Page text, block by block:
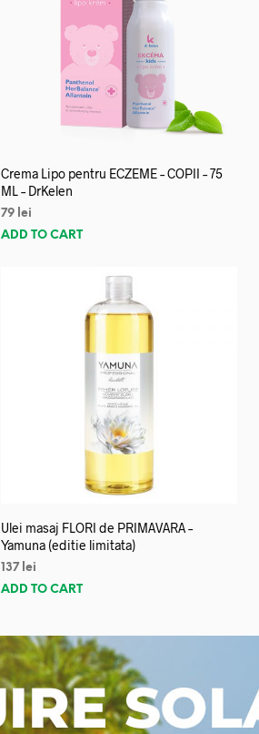
Crema Lipo pentru ECZEME – COPII – 75
ML – DrKelen
79 lei
ADD TO CART
Ulei masaj FLORI de PRIMAVARA –
Yamuna (editie limitata)
137 lei
ADD TO CART